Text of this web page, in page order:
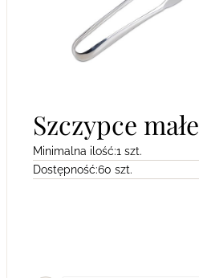
Szczypce małe
Minimalna ilość:1 szt.
Dostępność:60 szt.